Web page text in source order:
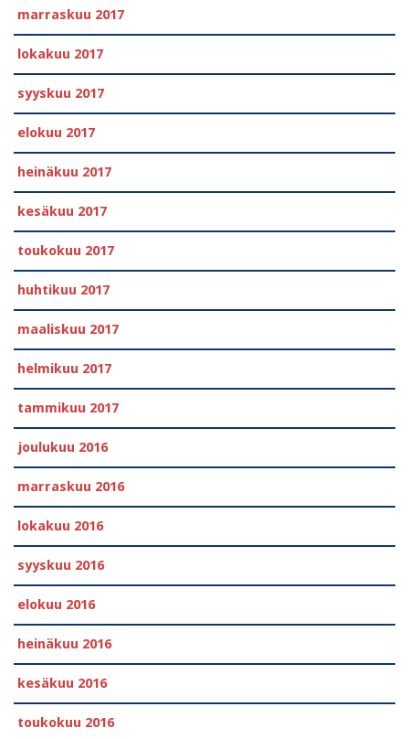
marraskuu 2017
lokakuu 2017
syyskuu 2017
elokuu 2017
heinäkuu 2017
kesäkuu 2017
toukokuu 2017
huhtikuu 2017
maaliskuu 2017
helmikuu 2017
tammikuu 2017
joulukuu 2016
marraskuu 2016
lokakuu 2016
syyskuu 2016
elokuu 2016
heinäkuu 2016
kesäkuu 2016
toukokuu 2016